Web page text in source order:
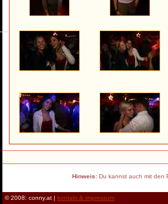
Hinweis:Du kannst auch mit den
© 2008: conny.at | kontakt & impressum